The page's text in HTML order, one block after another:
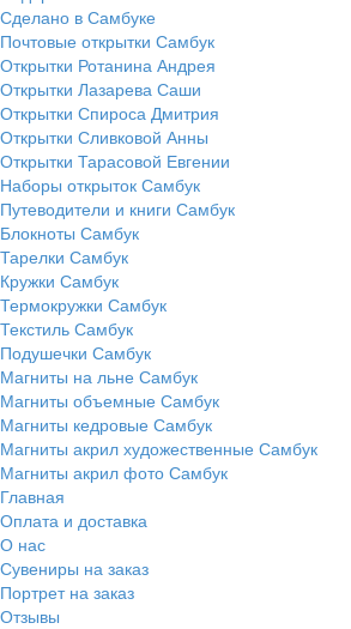
Сделано в Самбуке
Почтовые открытки Самбук
Открытки Ротанина Андрея
Открытки Лазарева Саши
Открытки Спироса Дмитрия
Открытки Сливковой Анны
Открытки Тарасовой Евгении
Наборы открыток Самбук
Путеводители и книги Самбук
Блокноты Самбук
Тарелки Самбук
Кружки Самбук
Термокружки Самбук
Текстиль Самбук
Подушечки Самбук
Магниты на льне Самбук
Магниты объемные Самбук
Магниты кедровые Самбук
Магниты акрил художественные Самбук
Магниты акрил фото Самбук
Главная
Оплата и доставка
О нас
Сувениры на заказ
Портрет на заказ
Отзывы